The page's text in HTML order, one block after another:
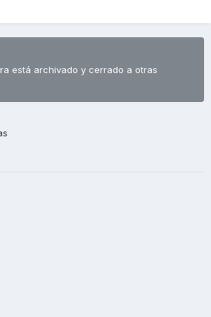
está archivado y cerrado a otras